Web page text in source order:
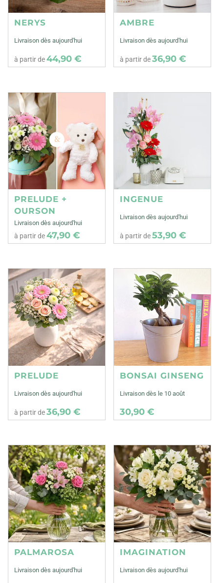
NERYS
Livraison dès aujourd'hui
à partir de44,90 €
AMBRE
Livraison dès aujourd'hui
à partir de36,90 €
PRELUDE +
OURSON
Livraison dès aujourd'hui
à partir de47,90 €
INGENUE
Livraison dès aujourd'hui
à partir de53,90 €
PRELUDE
Livraison dès aujourd'hui
à partir de36,90 €
BONSAI GINSENG
Livraison dès le 10 août
30,90 €
PALMAROSA
Livraison dès aujourd'hui
IMAGINATION
Livraison dès aujourd'hui